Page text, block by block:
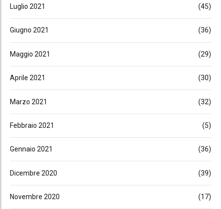
Luglio 2021 (45)
Giugno 2021 (36)
Maggio 2021 (29)
Aprile 2021 (30)
Marzo 2021 (32)
Febbraio 2021 (5)
Gennaio 2021 (36)
Dicembre 2020 (39)
Novembre 2020 (17)